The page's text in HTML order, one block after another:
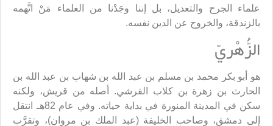
علماء الجرح والتعديل، بل إننا وجَدْنا من العلماء مَنْ اتَّهمه
بالزندقة، والخروج عن الدين نفسه.
الزُّهْريّ
هو أبو بكر محمد بن مسلم بن عبد الله بن شهاب بن عبد الله بن
الحارث بن زهرة بن كلاب القرشي. أصله من قريش، ولكنه
سكن في المدينة المنورة في بداية حياته. وفي عام 82هـ انتقل
إلى دمشق، وصاحب الخليفة (عبد الملك بن مروان)، وتقرَّب